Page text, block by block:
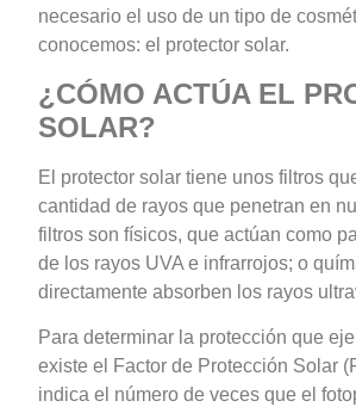
necesario el uso de un tipo de
conocemos: el protector solar.
¿CÓMO ACTÚA EL
SOLAR?
El protector solar tiene unos filtros
cantidad de rayos que penetran en
filtros son físicos, que actúan como
de los rayos UVA e infrarrojos; o
directamente absorben los rayos
Para determinar la protección que
existe el Factor de Protección Solar
indica el número de veces que el